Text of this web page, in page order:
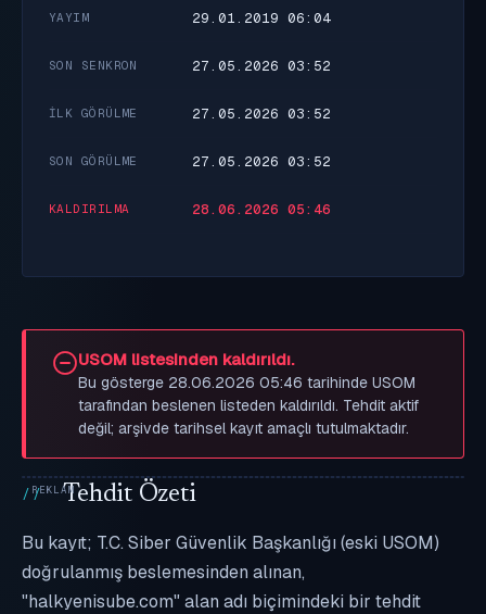
YAYIM 29.01.2019 06:04
SON SENKRON 27.05.2026 03:52
İLK GÖRÜLME 27.05.2026 03:52
SON GÖRÜLME 27.05.2026 03:52
KALDIRILMA 28.06.2026 05:46
USOM listesinden kaldırıldı.
Bu gösterge 28.06.2026 05:46 tarihinde USOM
tarafından beslenen listeden kaldırıldı. Tehdit aktif
değil; arşivde tarihsel kayıt amaçlı tutulmaktadır.
Tehdit Özeti
Bu kayıt; T.C. Siber Güvenlik Başkanlığı (eski USOM)
doğrulanmış beslemesinden alınan,
"halkyenisube.com" alan adı biçimindeki bir tehdit